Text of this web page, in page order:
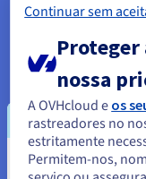
Este framework
projetos em
rapidamente um
igualmente a gestão
de sites dinâmicos,
Express.js
Parece que
Continuar sem
Proteger
nossa
A OVHcloud e os
rastreadores no
estritamente
Permitem-nos,